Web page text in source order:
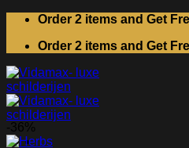
Skip
content
Order 2 items and Get
Order 2 items and Get
-36%